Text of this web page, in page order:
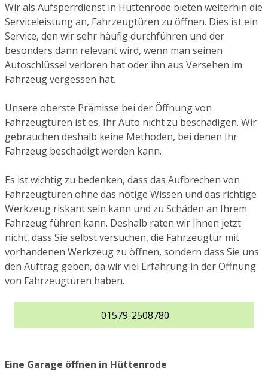
Wir als Aufsperrdienst in Hüttenrode bieten weiterhin die
Serviceleistung an, Fahrzeugtüren zu öffnen. Dies ist ein
Service, den wir sehr häufig durchführen und der
besonders dann relevant wird, wenn man seinen
Autoschlüssel verloren hat oder ihn aus Versehen im
Fahrzeug vergessen hat.
Unsere oberste Prämisse bei der Öffnung von
Fahrzeugtüren ist es, Ihr Auto nicht zu beschädigen. Wir
gebrauchen deshalb keine Methoden, bei denen Ihr
Fahrzeug beschädigt werden kann.
Es ist wichtig zu bedenken, dass das Aufbrechen von
Fahrzeugtüren ohne das nötige Wissen und das richtige
Werkzeug riskant sein kann und zu Schäden an Ihrem
Fahrzeug führen kann. Deshalb raten wir Ihnen jetzt
nicht, dass Sie selbst versuchen, die Fahrzeugtür mit
vorhandenen Werkzeug zu öffnen, sondern dass Sie uns
den Auftrag geben, da wir viel Erfahrung in der Öffnung
von Fahrzeugtüren haben.
01579-2508780
Eine Garage öffnen in Hüttenrode